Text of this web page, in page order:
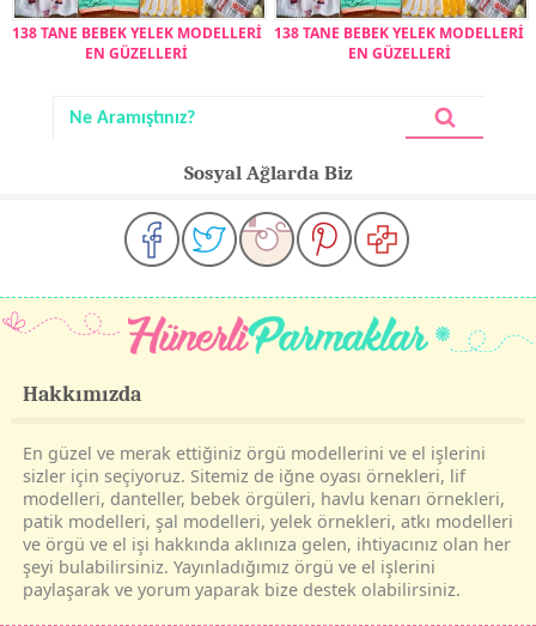
138 TANE BEBEK YELEK MODELLERİ
EN GÜZELLERİ
138 TANE BEBEK YELEK MODELLERİ
EN GÜZELLERİ
Sosyal Ağlarda Biz
Hakkımızda
En güzel ve merak ettiğiniz örgü modellerini ve el işlerini
sizler için seçiyoruz. Sitemiz de iğne oyası örnekleri, lif
modelleri, danteller, bebek örgüleri, havlu kenarı örnekleri,
patik modelleri, şal modelleri, yelek örnekleri, atkı modelleri
ve örgü ve el işi hakkında aklınıza gelen, ihtiyacınız olan her
şeyi bulabilirsiniz. Yayınladığımız örgü ve el işlerini
paylaşarak ve yorum yaparak bize destek olabilirsiniz.